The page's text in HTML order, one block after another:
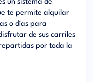
un sistema de
te permite alquilar
o días para
de sus carriles
por toda la